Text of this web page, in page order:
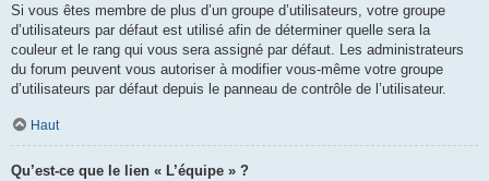
Si vous êtes membre de plus d’un groupe d’utilisateurs, votre groupe
d’utilisateurs par défaut est utilisé afin de déterminer quelle sera la
couleur et le rang qui vous sera assigné par défaut. Les administrateurs
du forum peuvent vous autoriser à modifier vous-même votre groupe
d’utilisateurs par défaut depuis le panneau de contrôle de l’utilisateur.
Haut
Qu’est-ce que le lien « L’équipe » ?